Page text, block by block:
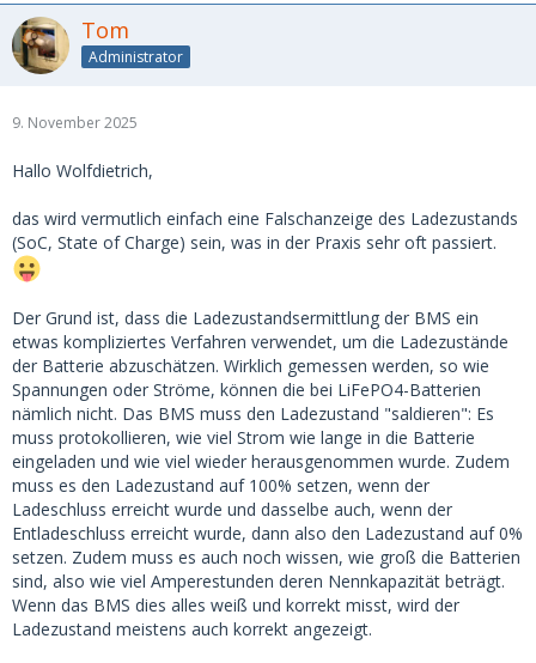
Tom
Administrator
9. November 2025
Hallo Wolfdietrich,
das wird vermutlich einfach eine Falschanzeige des Ladezustands
(SoC, State of Charge) sein, was in der Praxis sehr oft passiert.
Der Grund ist, dass die Ladezustandsermittlung der BMS ein
etwas kompliziertes Verfahren verwendet, um die Ladezustände
der Batterie abzuschätzen. Wirklich gemessen werden, so wie
Spannungen oder Ströme, können die bei LiFePO4-Batterien
nämlich nicht. Das BMS muss den Ladezustand "saldieren": Es
muss protokollieren, wie viel Strom wie lange in die Batterie
eingeladen und wie viel wieder herausgenommen wurde. Zudem
muss es den Ladezustand auf 100% setzen, wenn der
Ladeschluss erreicht wurde und dasselbe auch, wenn der
Entladeschluss erreicht wurde, dann also den Ladezustand auf 0%
setzen. Zudem muss es auch noch wissen, wie groß die Batterien
sind, also wie viel Amperestunden deren Nennkapazität beträgt.
Wenn das BMS dies alles weiß und korrekt misst, wird der
Ladezustand meistens auch korrekt angezeigt.